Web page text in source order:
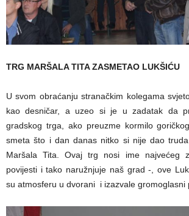
TRG MARŠALA TITA ZASMETAO LUKŠIĆU
U svom obraćanju stranačkim kolegama
kao desničar, a uzeo si je u zadatak da
gradskog trga, ako preuzme kormilo
smeta što i dan danas nitko si nije dao
Maršala Tita. Ovaj trg nosi ime najvećeg
povijesti i tako naružnjuje naš grad -, ove
su atmosferu u dvorani i izazvale gromoglasni